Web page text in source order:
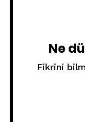
Ne
Fikrini